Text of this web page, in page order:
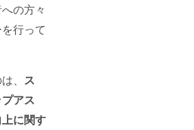
の方々
行って
、 ス
アス
に関す